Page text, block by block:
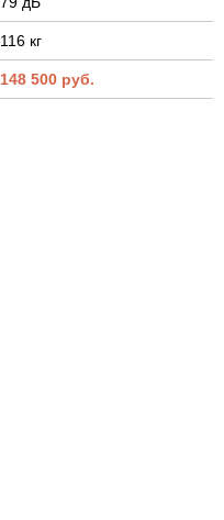
116 кг
148 500 руб.